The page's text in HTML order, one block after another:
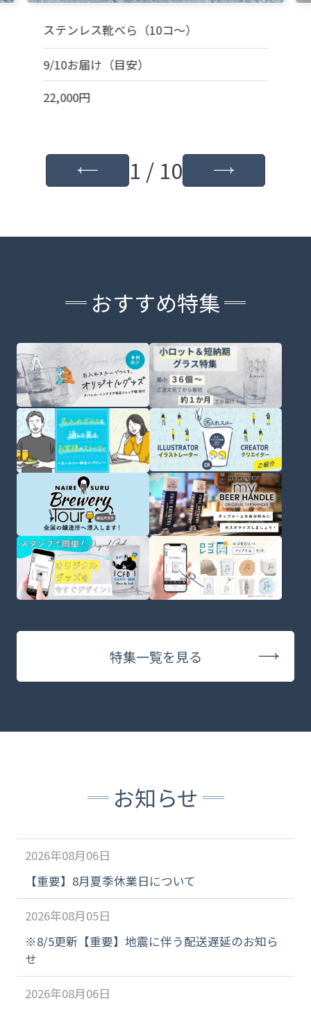
ステンレス靴べら（10コ～）
9/10お届け（目安）
22,000円
1 / 10
おすすめ特集
特集一覧を見る
お知らせ
2026年08月06日
【重要】8月夏季休業日について
2026年08月05日
※8/5更新【重要】地震に伴う配送遅延のお知ら
せ
2026年08月06日